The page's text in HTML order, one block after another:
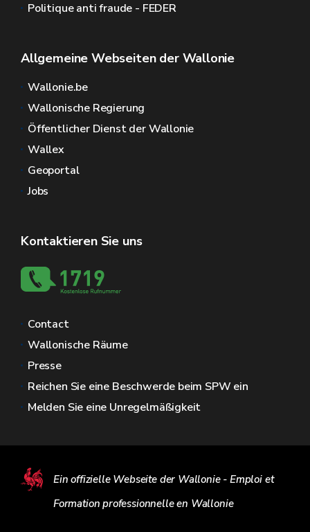
Politique anti fraude - FEDER
Allgemeine Webseiten der Wallonie
Wallonie.be
Wallonische Regierung
Öffentlicher Dienst der Wallonie
Wallex
Geoportal
Jobs
Kontaktieren Sie uns
Contact
Wallonische Räume
Presse
Reichen Sie eine Beschwerde beim SPW ein
Melden Sie eine Unregelmäßigkeit
Ein offizielle Webseite der Wallonie - Emploi et
Formation professionnelle en Wallonie